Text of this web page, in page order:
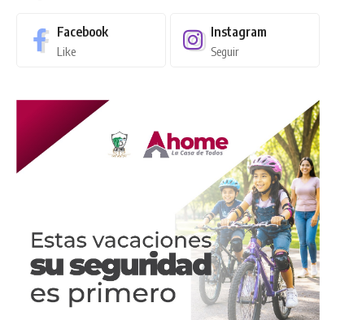
Facebook
Like
Instagram
Seguir